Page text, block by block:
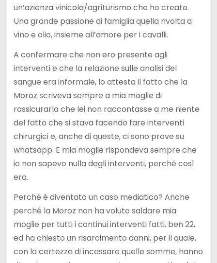
un’azienza vinicola/agriturismo che ho creato.
Una grande passione di famiglia quella rivolta a
vino e olio, insieme all’amore per i cavalli.
A confermare che non ero presente agli
interventi e che la relazione sulle analisi del
sangue era informale, lo attesta il fatto che la
Moroz scriveva sempre a mia moglie di
rassicurarla che lei non raccontasse a me niente
del fatto che si stava facendo fare interventi
chirurgici e, anche di queste, ci sono prove su
whatsapp. E mia moglie rispondeva sempre che
io non sapevo nulla degli interventi, perché così
era.
Perché è diventato un caso mediatico? Anche
perché la Moroz non ha voluto saldare mia
moglie per tutti i continui interventi fatti, ben 22,
ed ha chiesto un risarcimento danni, per il quale,
con la certezza di incassare quelle somme, hanno